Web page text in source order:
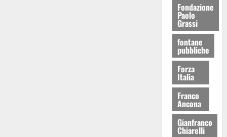
Fondazione
Paolo
Grassi
fontane
pubbliche
Forza
Italia
Franco
Ancona
Gianfranco
Chiarelli